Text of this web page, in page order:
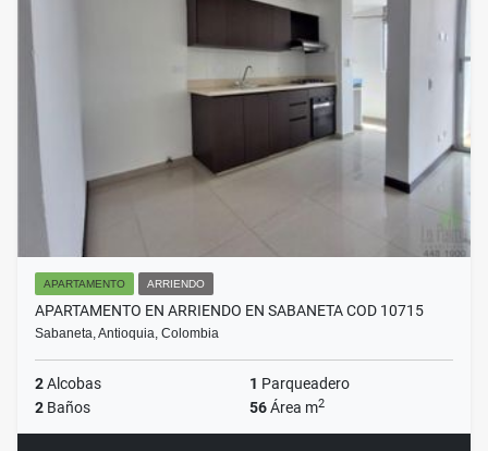
APARTAMENTO ARRIENDO
APARTAMENTO EN ARRIENDO EN SABANETA COD 10715
Sabaneta, Antioquia, Colombia
2Alcobas 1 Parqueadero
2 Baños 56Área m2